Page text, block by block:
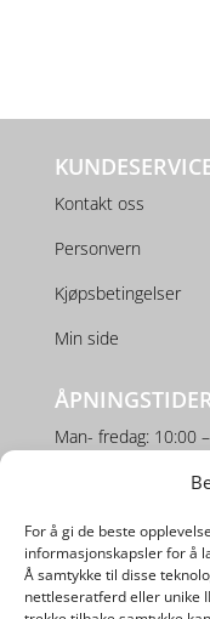
For å gi de beste
informasjonskapsler for å
Å samtykke til disse
nettleseratferd eller unike
Kontakt oss
Personvern
Kjøpsbetingelser
Min side
Man- fredag: 10:00
Lørdag: 10:00 –
SOSIALE